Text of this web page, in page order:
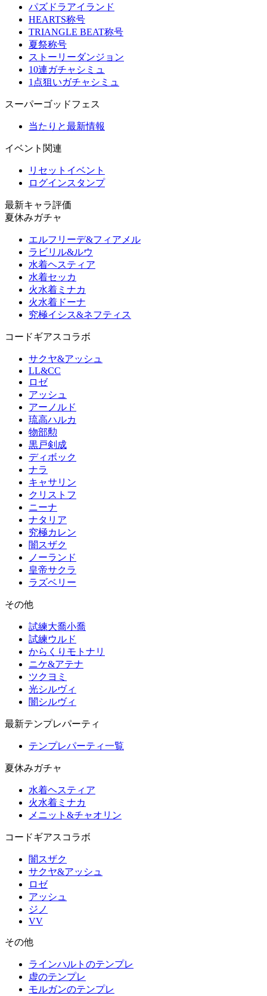
パズドラアイランド
HEARTS称号
TRIANGLE BEAT称号
夏祭称号
ストーリーダンジョン
10連ガチャシミュ
1点狙いガチャシミュ
スーパーゴッドフェス
当たりと最新情報
イベント関連
リセットイベント
ログインスタンプ
最新キャラ評価
夏休みガチャ
エルフリーデ&フィアメル
ラビリル&ルウ
水着ヘスティア
水着セッカ
火水着ミナカ
火水着ドーナ
究極イシス&ネフティス
コードギアスコラボ
サクヤ&アッシュ
LL&CC
ロゼ
アッシュ
アーノルド
琉高ハルカ
物部勲
黒戸剣成
ディボック
ナラ
キャサリン
クリストフ
ニーナ
ナタリア
究極カレン
闇スザク
ノーランド
皇帝サクラ
ラズベリー
その他
試練大喬小喬
試練ウルド
からくりモトナリ
ニケ&アテナ
ツクヨミ
光シルヴィ
闇シルヴィ
最新テンプレパーティ
テンプレパーティ一覧
夏休みガチャ
水着ヘスティア
火水着ミナカ
メニット&チャオリン
コードギアスコラボ
闇スザク
サクヤ&アッシュ
ロゼ
アッシュ
ジノ
VV
その他
ラインハルトのテンプレ
虚のテンプレ
モルガンのテンプレ